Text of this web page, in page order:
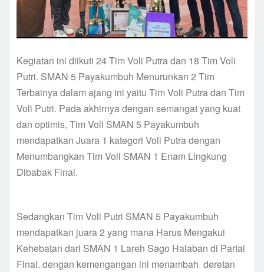
Kegiatan ini diikuti 24 Tim Voli Putra dan 18 Tim Voli
Putri. SMAN 5 Payakumbuh Menurunkan 2 Tim
Terbainya dalam ajang ini yaitu Tim Voli Putra dan Tim
Voli Putri. Pada akhirnya dengan semangat yang kuat
dan optimis, Tim Voli SMAN 5 Payakumbuh
mendapatkan Juara 1 kategori Voli Putra dengan
Menumbangkan Tim Voli SMAN 1 Enam Lingkung
Dibabak Final.
Sedangkan Tim Voli Putri SMAN 5 Payakumbuh
mendapatkan juara 2 yang mana Harus Mengakui
Kehebatan dari SMAN 1 Lareh Sago Halaban di Partai
Final. dengan kemengangan ini menambah deretan